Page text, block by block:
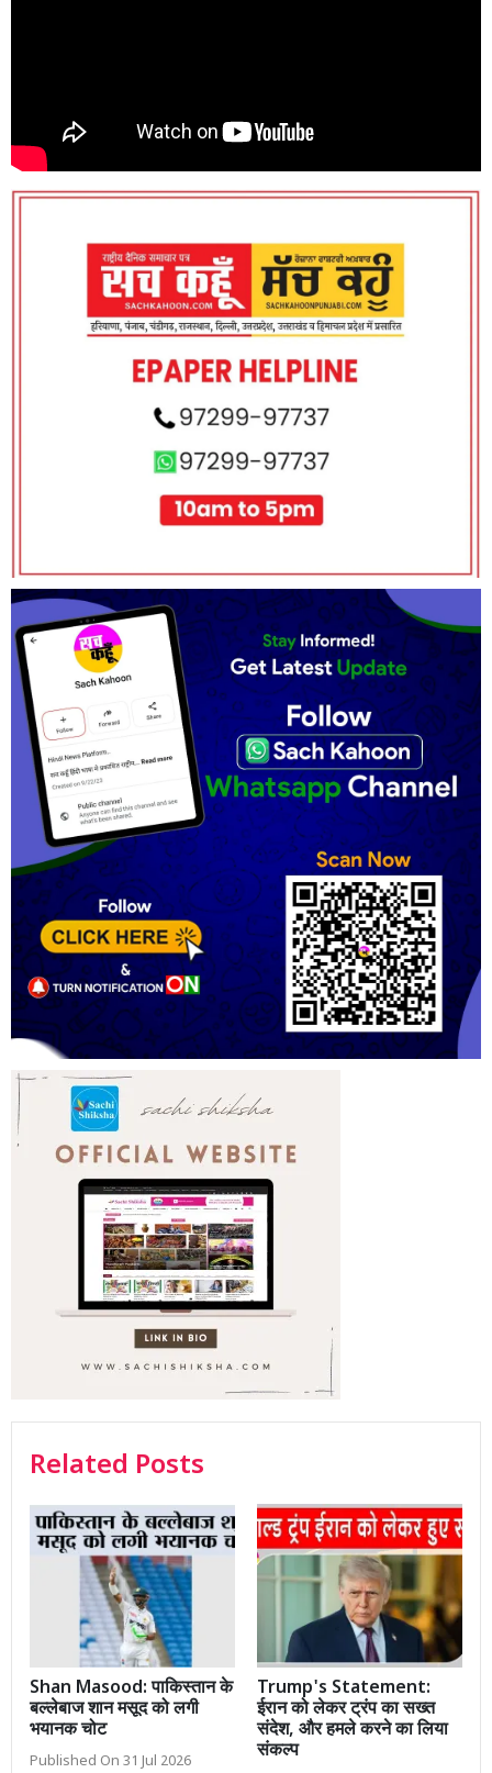
Related Posts
Shan Masood: पाकिस्तान के
बल्लेबाज शान मसूद को लगी
भयानक चोट
Published On 31 Jul 2026
Trump's Statement:
ईरान को लेकर ट्रंप का सख्त
संदेश, और हमले करने का लिया
संकल्प